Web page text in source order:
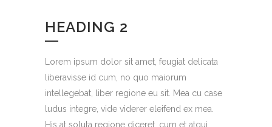
HEADING 2
Lorem ipsum dolor sit amet, feugiat delicata
liberavisse id cum, no quo maiorum
intellegebat, liber regione eu sit. Mea cu case
ludus integre, vide viderer eleifend ex mea.
His at soluta regione diceret, cum et atqui